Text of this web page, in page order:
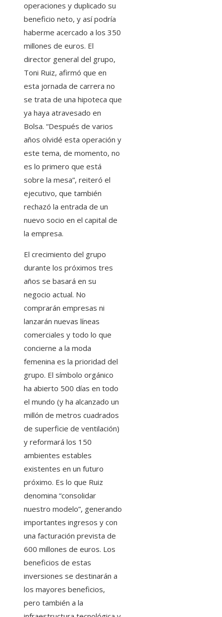
operaciones y duplicado su
beneficio neto, y así podría
haberme acercado a los 350
millones de euros. El
director general del grupo,
Toni Ruiz, afirmó que en
esta jornada de carrera no
se trata de una hipoteca que
ya haya atravesado en
Bolsa. “Después de varios
años olvidé esta operación y
este tema, de momento, no
es lo primero que está
sobre la mesa”, reiteró el
ejecutivo, que también
rechazó la entrada de un
nuevo socio en el capital de
la empresa.
El crecimiento del grupo
durante los próximos tres
años se basará en su
negocio actual. No
comprarán empresas ni
lanzarán nuevas líneas
comerciales y todo lo que
concierne a la moda
femenina es la prioridad del
grupo. El símbolo orgánico
ha abierto 500 días en todo
el mundo (y ha alcanzado un
millón de metros cuadrados
de superficie de ventilación)
y reformará los 150
ambientes estables
existentes en un futuro
próximo. Es lo que Ruiz
denomina “consolidar
nuestro modelo”, generando
importantes ingresos y con
una facturación prevista de
600 millones de euros. Los
beneficios de estas
inversiones se destinarán a
los mayores beneficios,
pero también a la